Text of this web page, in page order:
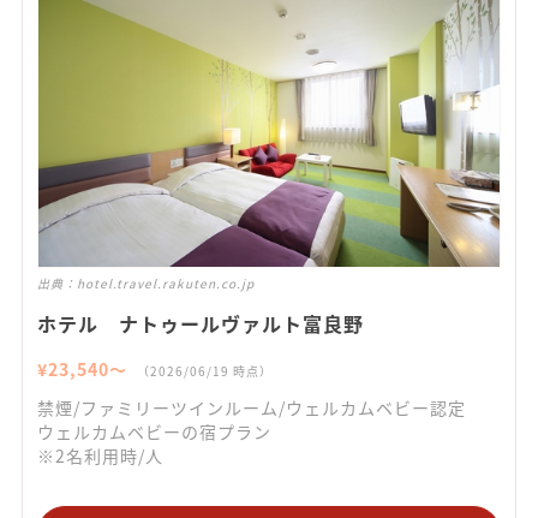
出典： hotel.travel.rakuten.co.jp
ホテル ナトゥールヴァルト富良野
¥23,540〜 （2026/06/19 時点）
禁煙/ファミリーツインルーム/ウェルカムベビー認定
ウェルカムベビーの宿プラン
※2名利用時/人